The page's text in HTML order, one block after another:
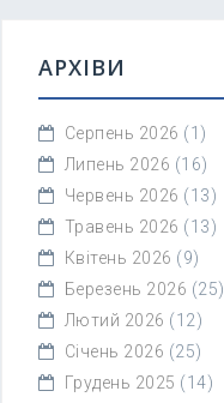
АРХІВИ
Серпень 2026 (1)
Липень 2026 (16)
Червень 2026 (13)
Травень 2026 (13)
Квітень 2026 (9)
Березень 2026 (25)
Лютий 2026 (12)
Січень 2026 (25)
Грудень 2025 (14)